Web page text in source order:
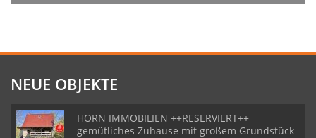
NEUE OBJEKTE
HORN IMMOBILIEN ++RESERVIERT++
gemütliches Zuhause mit großem Grundstück